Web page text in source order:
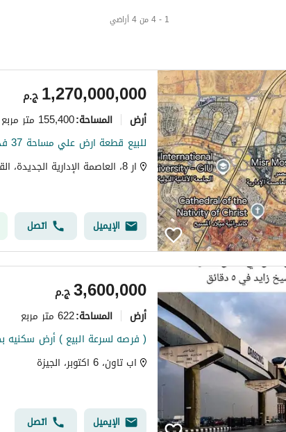
1 - 4 من 4 أراضي
ج.م1,270,000,000
أرض المساحة:155,400 متر مربع
ار 8، العاصمة الإدارية الجديدة، القاهرة
الإيميل اتصل
ج.م3,600,000
أرض المساحة:622 متر مربع
اب تاون، 6 اكتوبر، الجيزة
الإيميل اتصل